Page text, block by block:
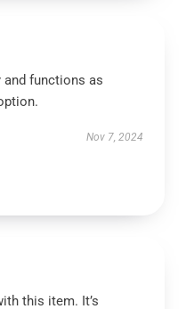
and functions as
Nov 7, 2024
this item. It’s